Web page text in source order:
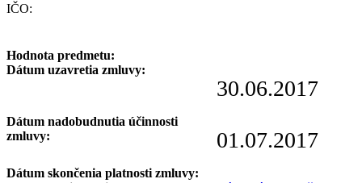
IČO:
Hodnota predmetu:
Dátum uzavretia zmluvy:
30.06.2017
Dátum nadobudnutia účinnosti
zmluvy:
01.07.2017
Dátum skončenia platnosti zmluvy: